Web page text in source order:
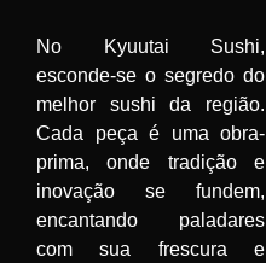
No Kyuutai Sushi,
esconde-se o segredo do
melhor sushi da região.
Cada peça é uma obra-
prima, onde tradição e
inovação se fundem,
encantando paladares
com sua frescura e